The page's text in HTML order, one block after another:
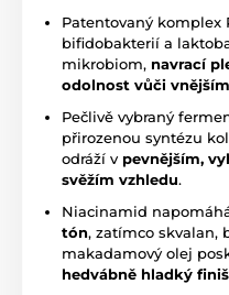
Patentovaný
bifidobakterií a
mikrobiom, navrací
odolnost vůči
Pečlivě vybraný
přirozenou syntézu
odráží v pevnějším,
svěžím vzhledu.
Niacinamid
tón, zatímco skvalan,
makadamový olej
hedvábně hladký